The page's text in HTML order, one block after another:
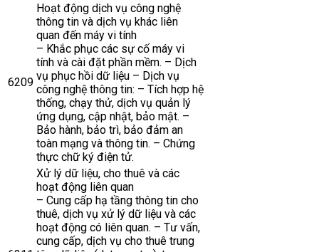
6209
Hoạt động dịch vụ công nghệ
thông tin và dịch vụ khác liên
quan đến máy vi tính
– Khắc phục các sự cố máy vi
tính và cài đặt phần mềm. – Dịch
vụ phục hồi dữ liệu – Dịch vụ
công nghệ thông tin: – Tích hợp hệ
thống, chạy thử, dịch vụ quản lý
ứng dụng, cập nhật, bảo mật. –
Bảo hành, bảo trì, bảo đảm an
toàn mạng và thông tin. – Chứng
thực chữ ký điện tử.
Xử lý dữ liệu, cho thuê và các
hoạt động liên quan
– Cung cấp hạ tầng thông tin cho
thuê, dịch vụ xử lý dữ liệu và các
hoạt động có liên quan. – Tư vấn,
cung cấp, dịch vụ cho thuê trung